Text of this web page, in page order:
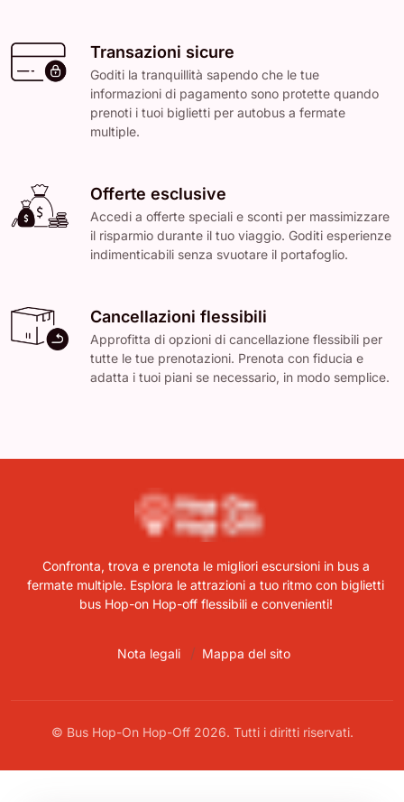
Transazioni sicure
Goditi la tranquillità sapendo che le tue
informazioni di pagamento sono protette quando
prenoti i tuoi biglietti per autobus a fermate
multiple.
Offerte esclusive
Accedi a offerte speciali e sconti per massimizzare
il risparmio durante il tuo viaggio. Goditi esperienze
indimenticabili senza svuotare il portafoglio.
Cancellazioni flessibili
Approfitta di opzioni di cancellazione flessibili per
tutte le tue prenotazioni. Prenota con fiducia e
adatta i tuoi piani se necessario, in modo semplice.
Confronta, trova e prenota le migliori escursioni in bus a
fermate multiple. Esplora le attrazioni a tuo ritmo con biglietti
bus Hop-on Hop-off flessibili e convenienti!
Nota legali Mappa del sito
© Bus Hop-On Hop-Off 2026. Tutti i diritti riservati.